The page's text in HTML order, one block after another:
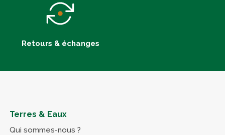
Retours & échanges
Terres & Eaux
Qui sommes-nous ?